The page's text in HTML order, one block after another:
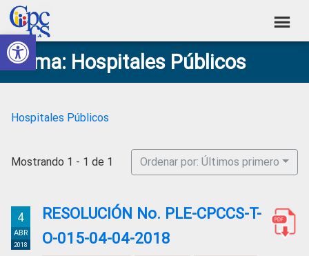
Abrir barra de herramientas
Skip
to
primary
navigation
Skip
to
main
content
Skip
to
primary
sidebar
Skip
to
footer
Consejo
de
Ciudadana
Control
Construyendo
Poder
Ciudadano
Tema: Hospitales Públicos
Hospitales Públicos
Mostrando 1 - 1 de 1 Ordenar por: Últimos primero
4
ABR
2018
RESOLUCIÓN No. PLE-CPCCS-T-
O-015-04-04-2018